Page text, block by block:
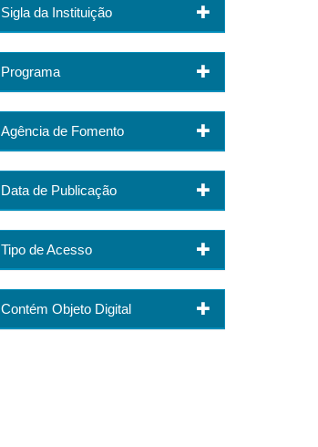
Sigla da Instituição
Programa
Agência de Fomento
Data de Publicação
Tipo de Acesso
Contém Objeto Digital